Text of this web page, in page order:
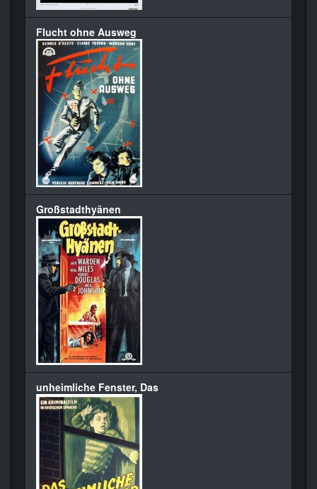
Flucht ohne Ausweg
Großstadthyänen
unheimliche Fenster, Das